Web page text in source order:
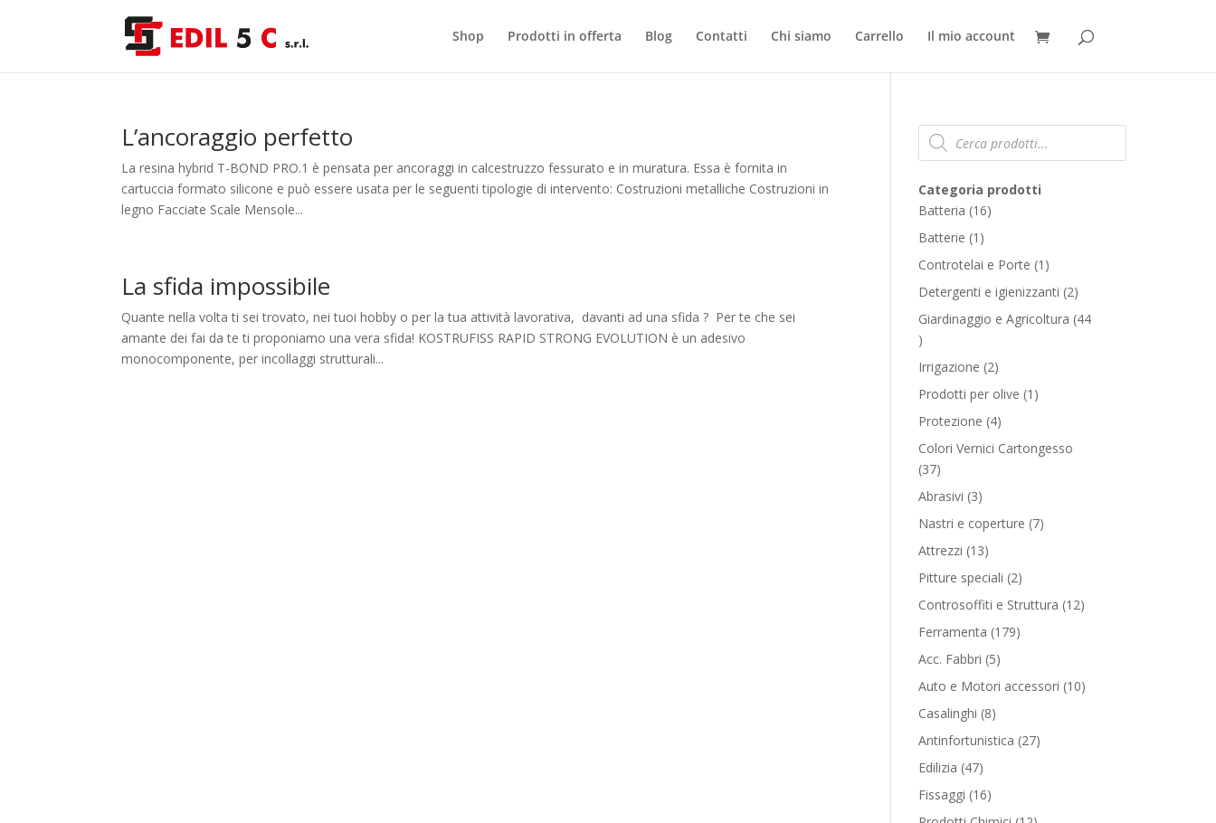
Shop Prodotti in offerta Blog Contatti Chi siamo Carrello Il mio account
L’ancoraggio perfetto
La resina hybrid T-BOND PRO.1 è pensata per ancoraggi in calcestruzzo fessurato e in muratura. Essa è fornita in
cartuccia formato silicone e può essere usata per le seguenti tipologie di intervento: Costruzioni metalliche Costruzioni in
legno Facciate Scale Mensole...
La sfida impossibile
Quante nella volta ti sei trovato, nei tuoi hobby o per la tua attività lavorativa, davanti ad una sfida ? Per te che sei
amante dei fai da te ti proponiamo una vera sfida! KOSTRUFISS RAPID STRONG EVOLUTION è un adesivo
monocomponente, per incollaggi strutturali...
Products
search
Categoria prodotti
Batteria 1616
Batterie 1 1
product
Controtelai e Porte 1 1
product
Detergenti e igienizzanti 22
products
Giardinaggio e Agricoltura 44
44
products
Irrigazione 22
products
Prodotti per olive 1 1
Protezione 44
products
Colori Vernici Cartongesso
3737
products
Abrasivi 33
products
Nastri e coperture 77
Attrezzi 1313
products
Pitture speciali 22
products
Controsoffiti e Struttura 1212
Ferramenta 179179
Acc. Fabbri 55
products
Auto e Motori accessori 1010
Casalinghi 88
products
Antinfortunistica 2727
Edilizia 4747
products
Fissaggi 1616
products